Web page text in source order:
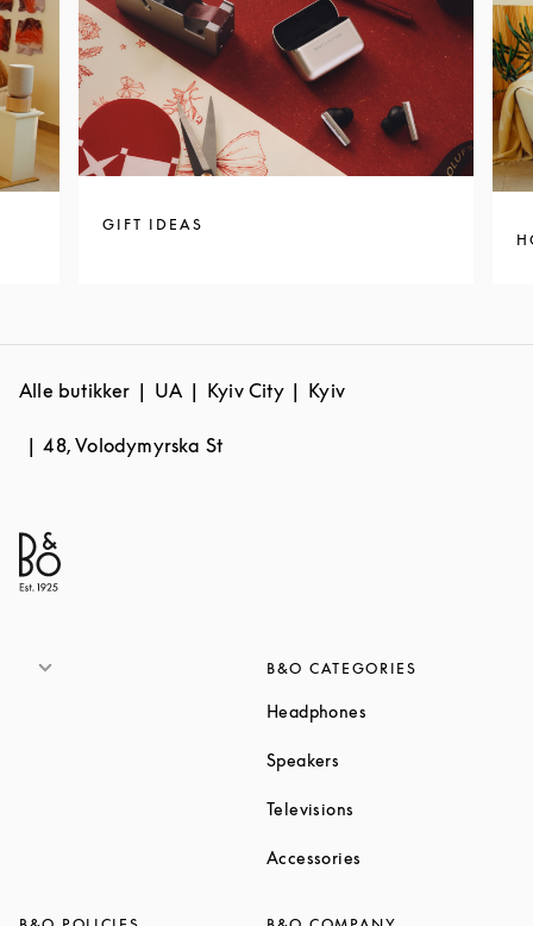
GIFT IDEAS
Alle butikker UA Kyiv City Kyiv
48, Volodymyrska St
B&O CATEGORIES
Headphones
Speakers
Televisions
Accessories